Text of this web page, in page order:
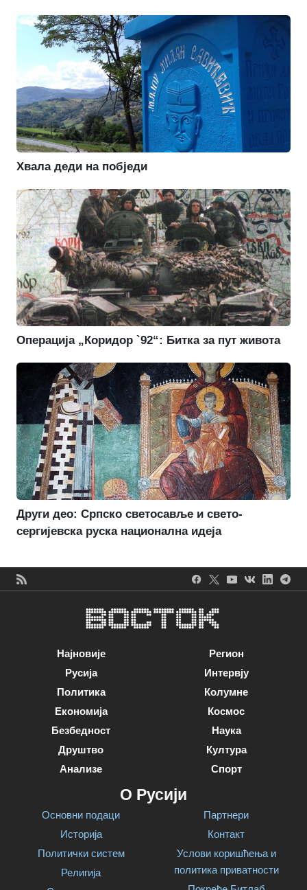
Хвала деди на побједи
Операција „Коридор `92“: Битка за пут живота
Други део: Српско светосавље и свето-
сергијевска руска национална идеја
Најновије
Русија
Политика
Економија
Безбедност
Друштво
Анализе
Регион
Интервју
Колумне
Космос
Наука
Култура
Спорт
О Русији
Основни подаци
Историја
Политички систем
Религија
Партнери
Контакт
Услови коришћења и
политика приватности